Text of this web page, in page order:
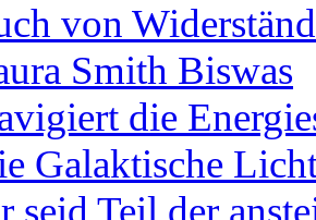
von
Smith Biswas
die
Galaktische
seid Teil der